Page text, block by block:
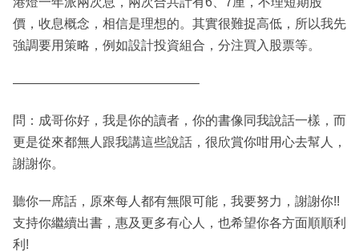
價，收息概念，相信是理想的。其實很難捉高低，所以我先
強調要用策略，例如設計投資組合，分注買入股票等。
——————————————–
問：成哥你好，我是你的讀者，你的書像同我說話一樣，而
更是從來都無人跟我講這些說話，很欣賞你咁用心去幫人，
謝謝你。
聽你一席話，原來每人都有無限可能，我要努力，謝謝你!!
支持你繼續出書，惠及更多有心人，也希望你各方面順順利
利!